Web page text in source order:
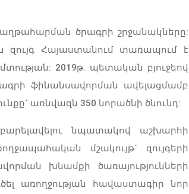
ծրագրի շրջանակները:
զույգ Հայաստանում տառապում է
2019թ. պետական բյուջեով
ֆինանսավորման ավելացմամբ
առնվազն 350 նորածնի ծնունդ:
նպատակով աշխարհի
մշակույթ` զույգերի
խնամքի ծառայությունների
առողջության հավաստագիր նոր